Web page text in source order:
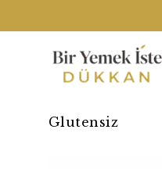
Glutensiz